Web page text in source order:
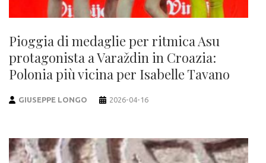
Pioggia di medaglie per ritmica Asu
protagonista a Varaždin in Croazia:
Polonia più vicina per Isabelle Tavano
GIUSEPPE LONGO 2026-04-16